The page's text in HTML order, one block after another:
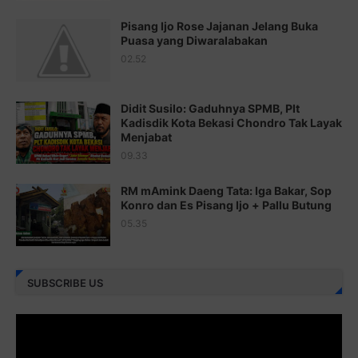
http://j.mp/2bFSq95
http://j.mp/2brI1zc
Juz 22 ⇨http://j.mp/2bFRxNP
Juz 23 ⇨http://j.mp/2brItxm
Juz 25 ⇨http://j.mp/2brImlf
Juz 26 ⇨http://j.mp/2bFRHF2
Pisang Ijo Rose Jajanan Jelang Buka
Puasa yang Diwaralabakan
02.52
Didit Susilo: Gaduhnya SPMB, Plt
Kadisdik Kota Bekasi Chondro Tak Layak
Menjabat
09.33
RM mAmink Daeng Tata: Iga Bakar, Sop
Konro dan Es Pisang Ijo + Pallu Butung
05.35
SUBSCRIBE US